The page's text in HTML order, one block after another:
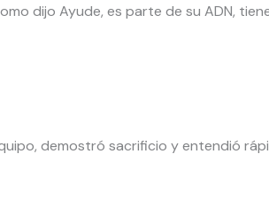
dijo Ayude, es parte de su ADN,
demostró sacrificio y entendió